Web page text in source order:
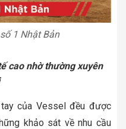
1 Nhật Bản
cao nhờ thường xuyên
của Vessel đều được
khảo sát về nhu cầu